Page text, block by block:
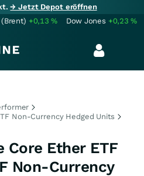
→ Jetzt Depot eröffnen
(Brent) +0,13% Dow Jones +0,23%
Non-Currency Hedged Units
Core Ether ETF
Non-Currency